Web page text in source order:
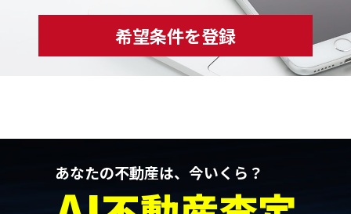
希望条件を登録
あなたの不動産は、今いくら？